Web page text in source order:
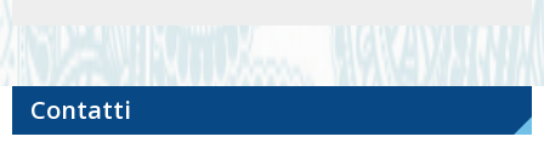
Contatti